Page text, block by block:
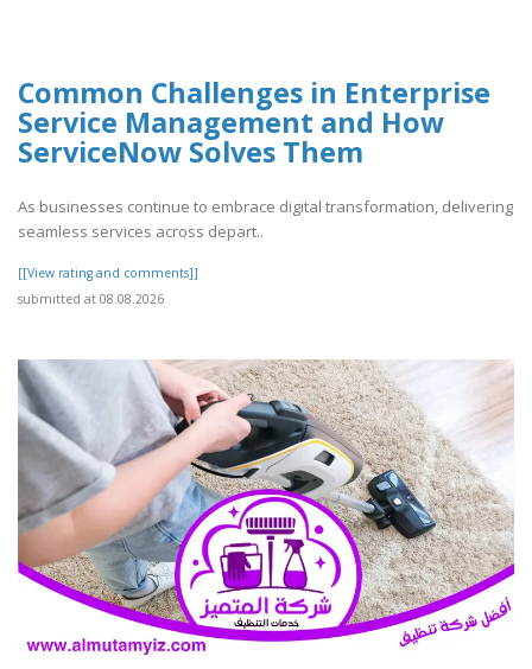
Common Challenges in Enterprise
Service Management and How
ServiceNow Solves Them
As businesses continue to embrace digital transformation, delivering
seamless services across depart..
[[View rating and comments]]
submitted at 08.08.2026